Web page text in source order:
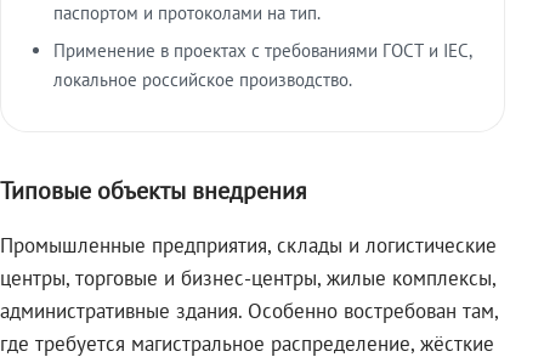
паспортом и протоколами на тип.
Применение в проектах с требованиями ГОСТ и IEC,
локальное российское производство.
Типовые объекты внедрения
Промышленные предприятия, склады и логистические
центры, торговые и бизнес-центры, жилые комплексы,
административные здания. Особенно востребован там,
где требуется магистральное распределение, жёсткие